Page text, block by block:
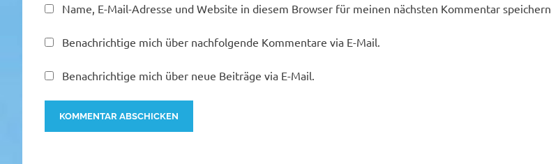
Name, E-Mail-Adresse und Website in diesem Browser für meinen nächsten Kommentar speichern.
Benachrichtige mich über nachfolgende Kommentare via E-Mail.
Benachrichtige mich über neue Beiträge via E-Mail.